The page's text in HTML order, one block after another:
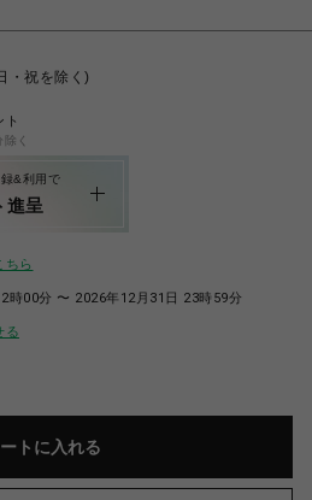
・祝を除く)
ト
く
&利用で
進呈
ちら
時00分 〜 2026年12月31日 23時59分
る
トに入れる